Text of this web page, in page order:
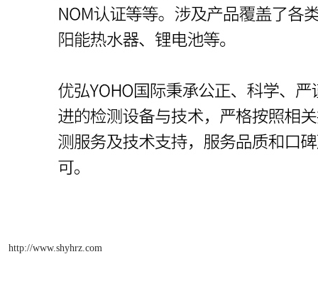
http://www.shyhrz.com